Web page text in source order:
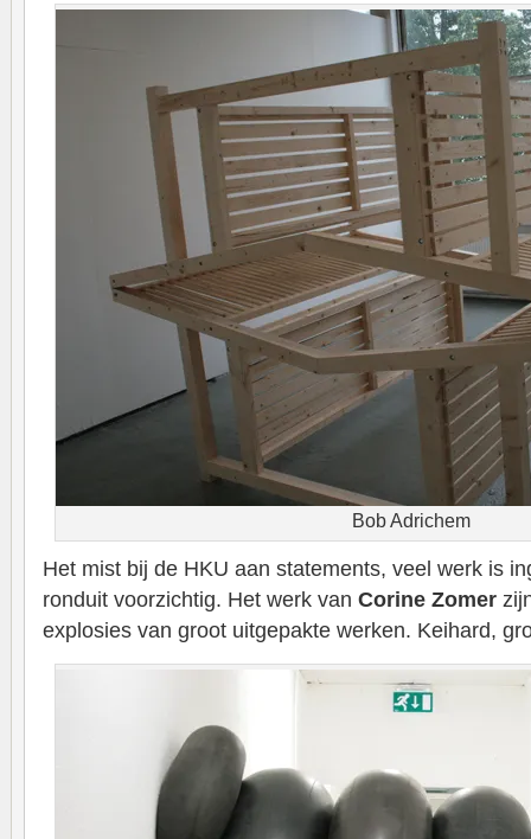
Bob Adrichem
Het mist bij de HKU aan statements, veel werk is
ronduit voorzichtig. Het werk van Corine Zomer
explosies van groot uitgepakte werken. Keihard,